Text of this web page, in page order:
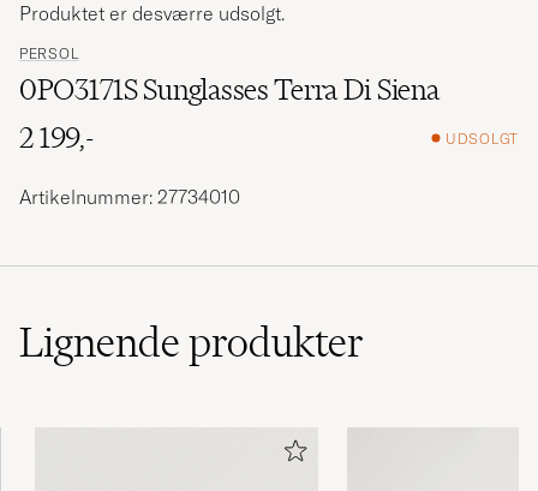
PERSOL
0PO3171S Sunglasses Terra Di Siena
2 199,-
UDSOLGT
Produktet er desværre udsolgt.
Artikelnummer: 27734010
Lignendeprodukter